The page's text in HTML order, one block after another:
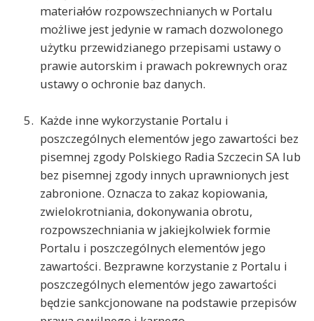
materiałów rozpowszechnianych w Portalu
możliwe jest jedynie w ramach dozwolonego
użytku przewidzianego przepisami ustawy o
prawie autorskim i prawach pokrewnych oraz
ustawy o ochronie baz danych.
Każde inne wykorzystanie Portalu i
poszczególnych elementów jego zawartości bez
pisemnej zgody Polskiego Radia Szczecin SA lub
bez pisemnej zgody innych uprawnionych jest
zabronione. Oznacza to zakaz kopiowania,
zwielokrotniania, dokonywania obrotu,
rozpowszechniania w jakiejkolwiek formie
Portalu i poszczególnych elementów jego
zawartości. Bezprawne korzystanie z Portalu i
poszczególnych elementów jego zawartości
będzie sankcjonowane na podstawie przepisów